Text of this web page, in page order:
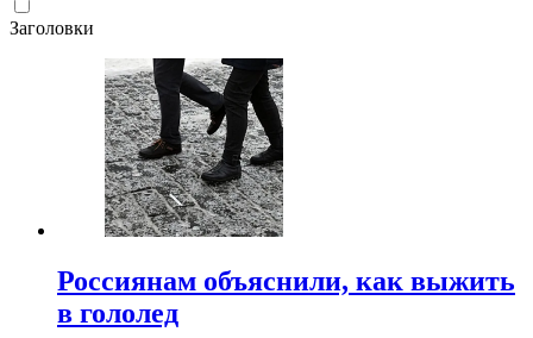
Заголовки
Россиянам объяснили, как выжить
в гололед